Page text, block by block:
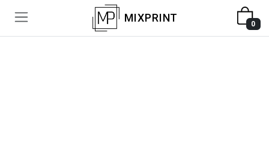
MIXPRINT
0